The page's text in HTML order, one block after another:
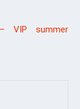
VIP summer